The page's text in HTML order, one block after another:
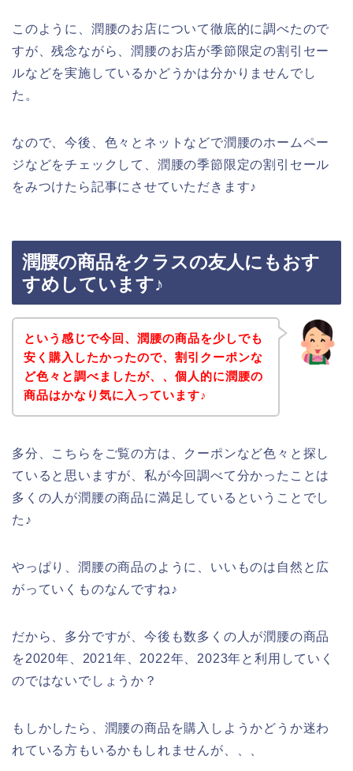
このように、潤腰のお店について徹底的に調べたので
すが、残念ながら、潤腰のお店が季節限定の割引セー
ルなどを実施しているかどうかは分かりませんでし
た。
なので、今後、色々とネットなどで潤腰のホームペー
ジなどをチェックして、潤腰の季節限定の割引セール
をみつけたら記事にさせていただきます♪
潤腰の商品をクラスの友人にもおす
すめしています♪
という感じで今回、潤腰の商品を少しでも
安く購入したかったので、割引クーポンな
ど色々と調べましたが、、個人的に潤腰の
商品はかなり気に入っています♪
多分、こちらをご覧の方は、クーポンなど色々と探し
ていると思いますが、私が今回調べて分かったことは
多くの人が潤腰の商品に満足しているということでし
た♪
やっぱり、潤腰の商品のように、いいものは自然と広
がっていくものなんですね♪
だから、多分ですが、今後も数多くの人が潤腰の商品
を2020年、2021年、2022年、2023年と利用していく
のではないでしょうか？
もしかしたら、潤腰の商品を購入しようかどうか迷わ
れている方もいるかもしれませんが、、、